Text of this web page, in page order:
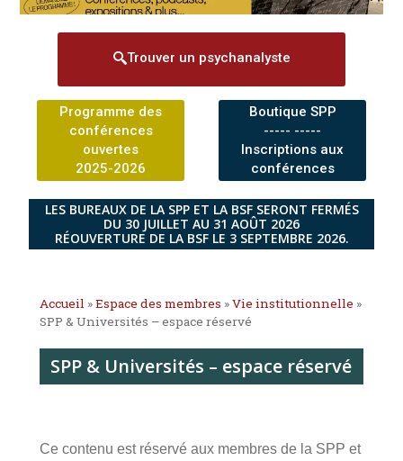
Trouver un psychanalyste
Programme des
conférences
ouvertes
2025-2026
Boutique SPP
----- -----
Inscriptions aux
conférences
LES BUREAUX DE LA SPP ET LA BSF SERONT FERMÉS
DU 30 JUILLET AU 31 AOÛT 2026
RÉOUVERTURE DE LA BSF LE 3 SEPTEMBRE 2026.
Accueil »Espace des membres »Vie institutionnelle »
SPP & Universités – espace réservé
SPP & Universités – espace réservé
Ce contenu est réservé aux membres de la SPP et